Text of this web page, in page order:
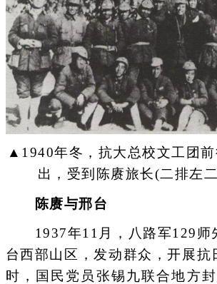
▲1940年冬，抗大总校文工团
出，受到陈赓旅长(二排左
陈赓与邢台
1937年11月，八路军129师
台西部山区，发动群众，开展抗
时，国民党员张锡九联合地方